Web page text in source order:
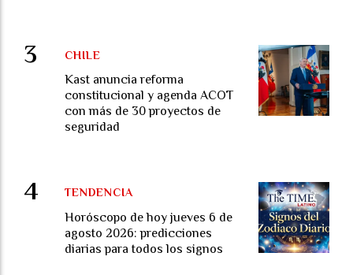
Kast anuncia reforma
constitucional y agenda ACOT
con más de 30 proyectos de
seguridad
CHILE
Horóscopo de hoy jueves 6 de
agosto 2026: predicciones
diarias para todos los signos
TENDENCIA